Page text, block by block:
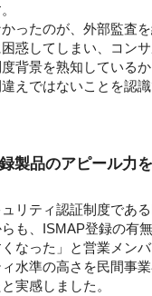
ったのが、外部監査
惑してしまい、コン
背景を熟知している
えではないことを認
製品のアピール力
リティ認証制度であ
も、ISMAP登録の有
なった」と営業メン
水準の高さを民間事
実感しました。